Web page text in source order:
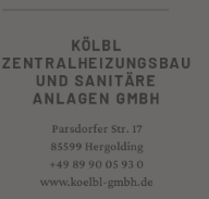
UND SANITÄRE
ANLAGEN GMBH
Parsdorfer Str. 17
85599 Hergolding
+49 89 90 05 93 0